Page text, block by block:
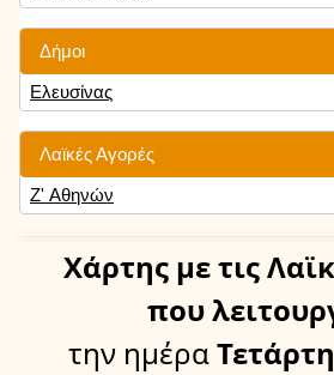
Δήμοι
Ελευσίνας
Λαϊκές Αγορές
Ζ' Αθηνών
Χάρτης με τις
που
την ημέραΤετάρτη